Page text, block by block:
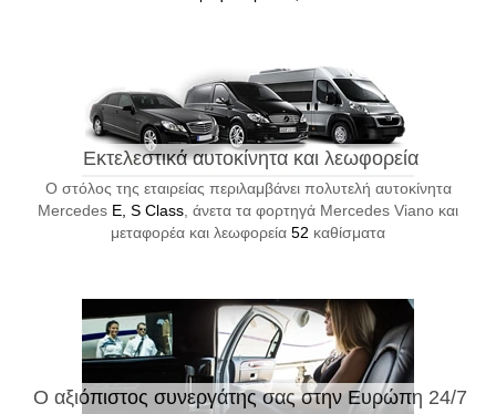
Εκτελεστικά αυτοκίνητα και λεωφορεία
Ο στόλος της εταιρείας περιλαμβάνει πολυτελή αυτοκίνητα
Mercedes E, S Class , άνετα τα φορτηγά Mercedes Viano και
μεταφορέα και λεωφορεία 52 καθίσματα
Ο αξιόπιστος συνεργάτης σας στην Ευρώπη 24/7